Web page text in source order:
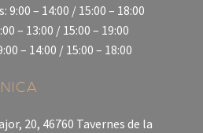
9:00 – 14:00 / 15:00 – 18:00
– 13:00 / 15:00 – 19:00
– 14:00 / 15:00 – 18:00
20, 46760 Tavernes de la